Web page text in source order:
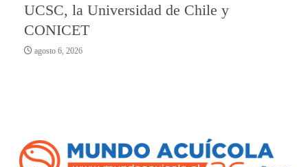
UCSC, la Universidad de Chile y
CONICET
agosto 6, 2026